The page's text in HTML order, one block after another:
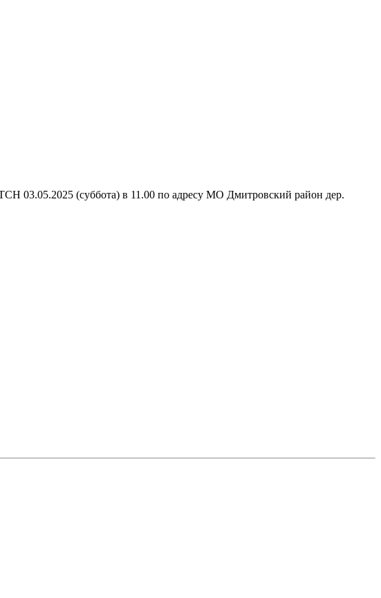
03.05.2025 (суббота) в 11.00 по адресу МО Дмитровский район дер.